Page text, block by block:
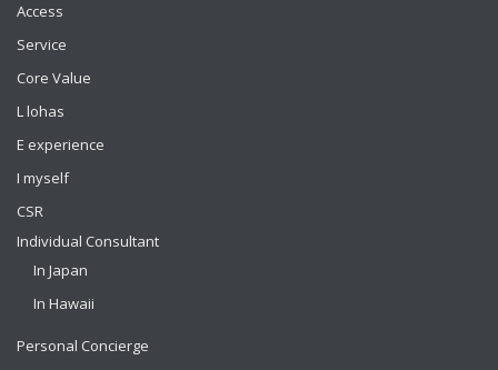
Access
Service
Core Value
L lohas
E experience
I myself
CSR
Individual Consultant
In Japan
In Hawaii
Personal Concierge